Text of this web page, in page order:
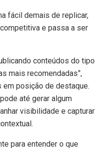
fácil demais de replicar,
e passa a ser
conteúdos do tipo
mais recomendadas”,
posição de destaque.
até gerar algum
visibilidade e capturar
para entender o que